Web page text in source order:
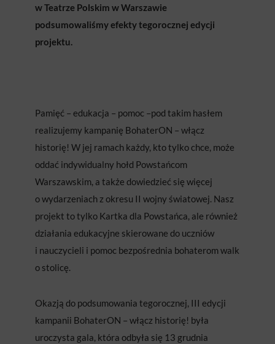
w Teatrze Polskim w Warszawie
podsumowaliśmy efekty tegorocznej edycji
projektu.
Pamięć – edukacja – pomoc –pod takim hasłem
realizujemy kampanię BohaterON – włącz
historię! W jej ramach każdy, kto tylko chce, może
oddać indywidualny hołd Powstańcom
Warszawskim, a także dowiedzieć się więcej
o wydarzeniach z okresu II wojny światowej. Nasz
projekt to tylko Kartka dla Powstańca, ale również
działania edukacyjne skierowane do uczniów
i nauczycieli i pomoc bezpośrednia bohaterom walk
o stolicę.
Okazją do podsumowania tegorocznej, III edycji
kampanii BohaterON – włącz historię! była
uroczysta gala, która odbyła się 13 grudnia